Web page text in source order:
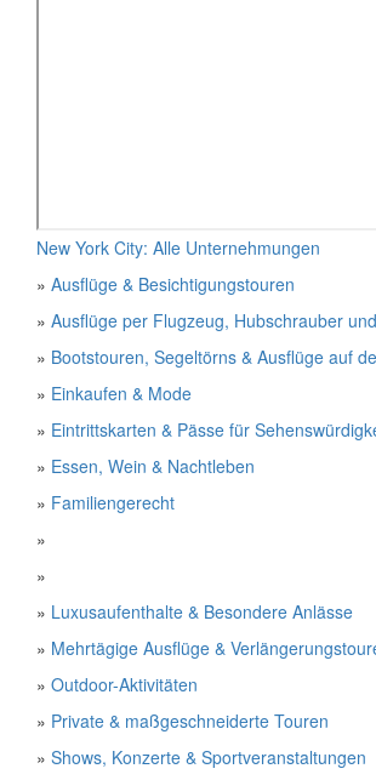
New York City: Alle Unternehmungen
» Ausflüge & Besichtigungstouren
» Ausflüge per Flugzeug, Hubschrauber
» Bootstouren, Segeltörns & Ausflüge auf
» Einkaufen & Mode
» Eintrittskarten & Pässe für
» Essen, Wein & Nachtleben
» Familiengerecht
»
»
» Luxusaufenthalte & Besondere Anlässe
» Mehrtägige Ausflüge &
» Outdoor-Aktivitäten
» Private & maßgeschneiderte Touren
» Shows, Konzerte & Sportveranstaltungen